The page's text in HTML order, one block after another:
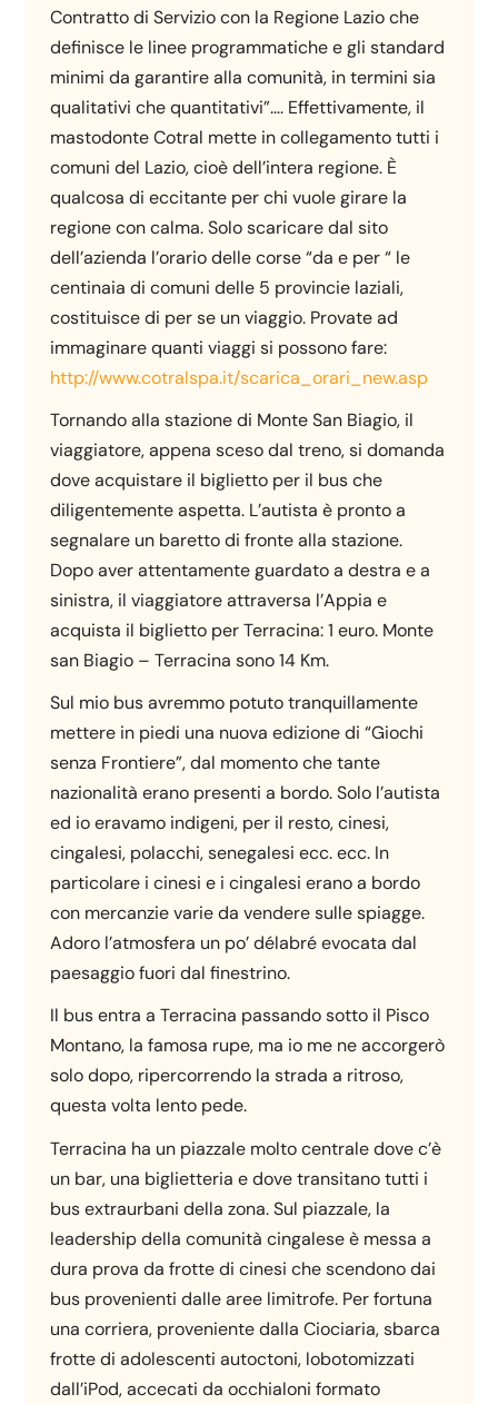
Contratto di Servizio con la Regione Lazio che
definisce le linee programmatiche e gli standard
minimi da garantire alla comunità, in termini sia
qualitativi che quantitativi”…. Effettivamente, il
mastodonte Cotral mette in collegamento tutti i
comuni del Lazio, cioè dell’intera regione. È
qualcosa di eccitante per chi vuole girare la
regione con calma. Solo scaricare dal sito
dell’azienda l’orario delle corse “da e per “ le
centinaia di comuni delle 5 provincie laziali,
costituisce di per se un viaggio. Provate ad
immaginare quanti viaggi si possono fare:
http://www.cotralspa.it/scarica_orari_new.asp
Tornando alla stazione di Monte San Biagio, il
viaggiatore, appena sceso dal treno, si domanda
dove acquistare il biglietto per il bus che
diligentemente aspetta. L’autista è pronto a
segnalare un baretto di fronte alla stazione.
Dopo aver attentamente guardato a destra e a
sinistra, il viaggiatore attraversa l’Appia e
acquista il biglietto per Terracina: 1 euro. Monte
san Biagio – Terracina sono 14 Km.
Sul mio bus avremmo potuto tranquillamente
mettere in piedi una nuova edizione di “Giochi
senza Frontiere”, dal momento che tante
nazionalità erano presenti a bordo. Solo l’autista
ed io eravamo indigeni, per il resto, cinesi,
cingalesi, polacchi, senegalesi ecc. ecc. In
particolare i cinesi e i cingalesi erano a bordo
con mercanzie varie da vendere sulle spiagge.
Adoro l’atmosfera un po’ délabré evocata dal
paesaggio fuori dal finestrino.
Il bus entra a Terracina passando sotto il Pisco
Montano, la famosa rupe, ma io me ne accorgerò
solo dopo, ripercorrendo la strada a ritroso,
questa volta lento pede.
Terracina ha un piazzale molto centrale dove c’è
un bar, una biglietteria e dove transitano tutti i
bus extraurbani della zona. Sul piazzale, la
leadership della comunità cingalese è messa a
dura prova da frotte di cinesi che scendono dai
bus provenienti dalle aree limitrofe. Per fortuna
una corriera, proveniente dalla Ciociaria, sbarca
frotte di adolescenti autoctoni, lobotomizzati
dall’iPod, accecati da occhialoni formato